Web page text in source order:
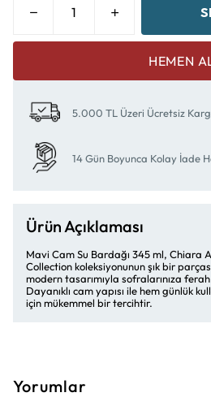
HEMEN
5.000 TL Üzeri Ücretsiz
14 Gün Boyunca Kolay İade
Ürün Açıklaması
Mavi Cam Su Bardağı 345 ml, Chiara
Collection koleksiyonunun şık bir
modern tasarımıyla sofralarınıza
Dayanıklı cam yapısı ile hem günlük
için mükemmel bir tercihtir.
Yorumlar